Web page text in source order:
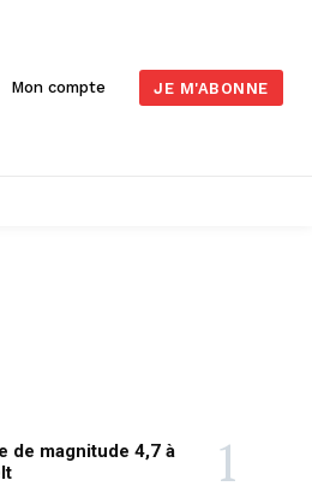
Mon compte JE M'ABONNE
de magnitude 4,7 à